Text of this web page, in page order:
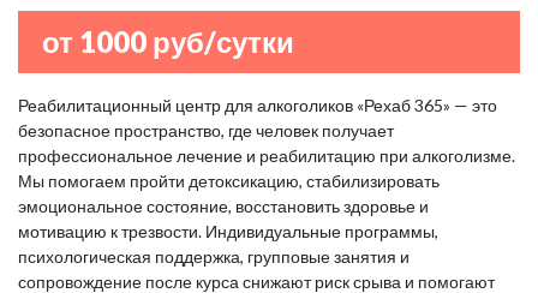
от 1000 руб/сутки
Реабилитационный центр для алкоголиков «Рехаб 365» — это
безопасное пространство, где человек получает
профессиональное лечение и реабилитацию при алкоголизме.
Мы помогаем пройти детоксикацию, стабилизировать
эмоциональное состояние, восстановить здоровье и
мотивацию к трезвости. Индивидуальные программы,
психологическая поддержка, групповые занятия и
сопровождение после курса снижают риск срыва и помогают